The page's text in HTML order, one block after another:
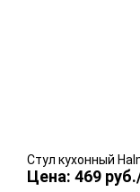
Стул кухонный
Цена: 469